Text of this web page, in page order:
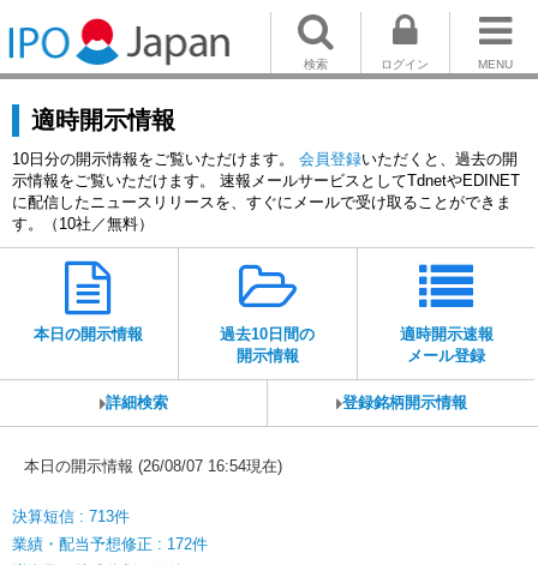
MENU
ログイン
検索
適時開示情報
10日分の開示情報をご覧いただけます。 会員登録いただくと、過去の開
示情報をご覧いただけます。 速報メールサービスとしてTdnetやEDINET
に配信したニュースリリースを、すぐにメールで受け取ることができま
す。（10社／無料）
本日の開示情報
過去10日間の
開示情報
適時開示速報
メール登録
詳細検索 登録銘柄開示情報
本日の開示情報 (26/08/07 16:54現在)
決算短信 : 713件
業績・配当予想修正 : 172件